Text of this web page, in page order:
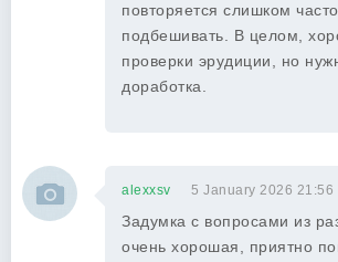
повторяется слишком
подбешивать. В целом,
проверки эрудиции, но
доработка.
alexxsv 5 January 2026 21:56
Задумка с вопросами из
очень хорошая, приятно